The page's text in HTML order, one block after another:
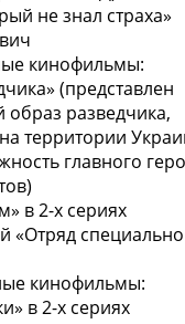
не знал страха»
кинофильмы:
(представлен
образ разведчика,
территории
главного
в 2-х сериях
«Отряд
кинофильмы:
в 2-х сериях